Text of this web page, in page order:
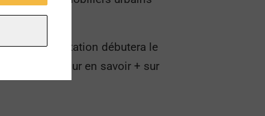
La concertation débutera le
en 2021. Pour en savoir + sur